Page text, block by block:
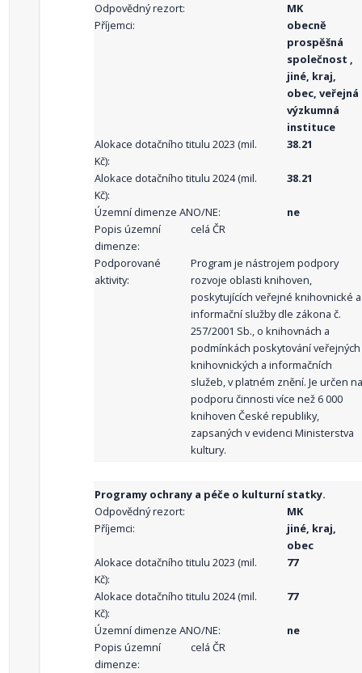
Odpovědný rezort:
MK
Příjemci:
obecně
prospěšná
společnost ,
jiné, kraj,
obec, veřejná
výzkumná
instituce
Alokace dotačního titulu 2023 (mil.
Kč):
38.21
Alokace dotačního titulu 2024 (mil.
Kč):
38.21
Územní dimenze ANO/NE:
ne
Popis územní
dimenze:
celá ČR
Podporované
aktivity:
Program je nástrojem podpory
rozvoje oblasti knihoven,
poskytujících veřejné knihovnické a
informační služby dle zákona č.
257/2001 Sb., o knihovnách a
podmínkách poskytování veřejných
knihovnických a informačních
služeb, v platném znění. Je určen na
podporu činnosti více než 6 000
knihoven České republiky,
zapsaných v evidenci Ministerstva
kultury.
Programy ochrany a péče o kulturní statky.
Odpovědný rezort:
MK
Příjemci:
jiné, kraj,
obec
Alokace dotačního titulu 2023 (mil.
Kč):
77
Alokace dotačního titulu 2024 (mil.
Kč):
77
Územní dimenze ANO/NE:
ne
Popis územní
dimenze:
celá ČR